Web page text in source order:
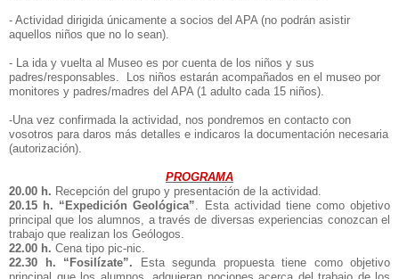
- Actividad dirigida únicamente a socios del APA (no podrán asistir
aquellos niños que no lo sean).
- La ida y vuelta al Museo es por cuenta de los niños y sus
padres/responsables. Los niños estarán acompañados en el museo por
monitores y padres/madres del APA (1 adulto cada 15 niños).
-Una vez confirmada la actividad, nos pondremos en contacto con
vosotros para daros más detalles e indicaros la documentación necesaria
(autorización).
PROGRAMA
20.00 h. Recepción del grupo y presentación de la actividad.
20.15 h. “Expedición Geológica”. Esta actividad tiene como objetivo
principal que los alumnos, a través de diversas experiencias conozcan el
trabajo que realizan los Geólogos.
22.00 h. Cena tipo pic-nic.
22.30 h.
“Fosilízate”. Esta segunda propuesta tiene como objetivo